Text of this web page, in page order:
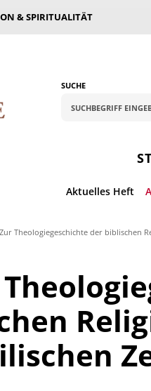
& SPIRITUALITÄT
SUCHE
Aktuelles Heft
Zur Theologiegeschichte der biblischen